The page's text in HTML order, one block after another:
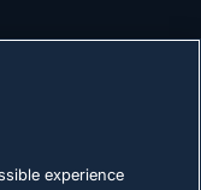
experience